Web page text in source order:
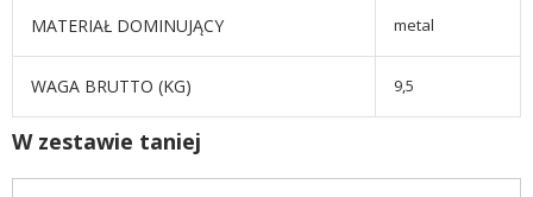
MATERIAŁ DOMINUJĄCY metal
WAGA BRUTTO (KG) 9,5
W zestawie taniej